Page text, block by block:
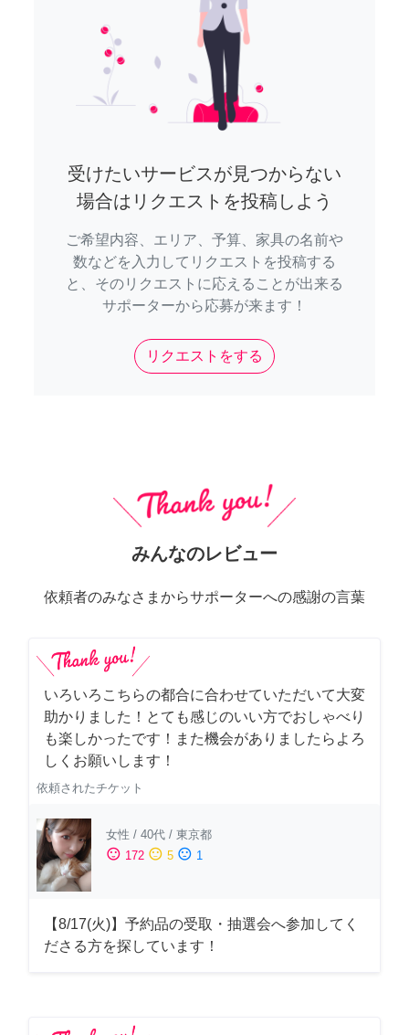
受けたいサービスが見つからない
場合はリクエストを投稿しよう
ご希望内容、エリア、予算、家具の名前や
数などを入力してリクエストを投稿する
と、そのリクエストに応えることが出来る
サポーターから応募が来ます！
リクエストをする
みんなのレビュー
依頼者のみなさまからサポーターへの感謝の言葉
いろいろこちらの都合に合わせていただいて大変
助かりました！とても感じのいい方でおしゃべり
も楽しかったです！また機会がありましたらよろ
しくお願いします！
依頼されたチケット
女性 / 40代 / 東京都
sentiment_satisfied 172 sentiment_neutral 5 sentiment_dissatisfied 1
【8/17(火)】予約品の受取・抽選会へ参加してく
ださる方を探しています！